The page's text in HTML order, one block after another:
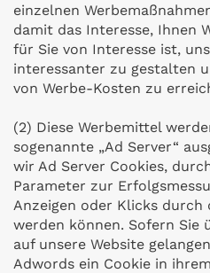
einzelnen
damit das Interesse, Ihnen
für Sie von Interesse ist,
interessanter zu gestalten
von Werbe-Kosten zu
(2) Diese Werbemittel
sogenannte „Ad Server“
wir Ad Server Cookies,
Parameter zur
Anzeigen oder Klicks durch
werden können. Sofern Sie
auf unsere Website
Adwords ein Cookie in